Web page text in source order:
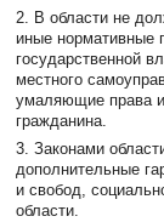
2. В области не
иные нормативные
государственной
местного
умаляющие права
гражданина.
3. Законами
дополнительные
и свобод,
области.